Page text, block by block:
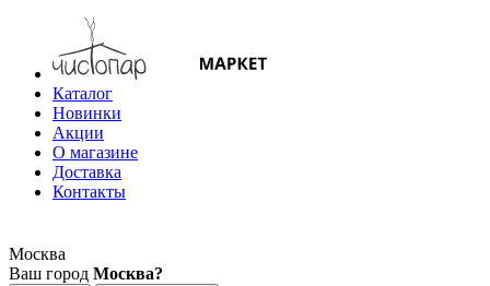
Каталог
Новинки
Акции
О магазине
Доставка
Контакты
Москва
Ваш город Москва?